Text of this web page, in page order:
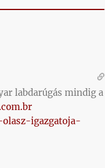
labdarúgás mindig a
igazgatoja-